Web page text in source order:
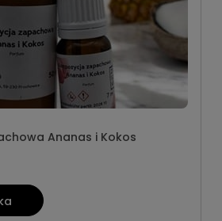
Ananas i Kokos